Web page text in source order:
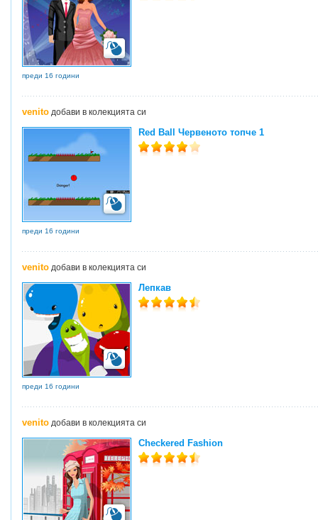
преди 16 години
venito добави в колекцията си
Red Ball Червеното топче 1
преди 16 години
venito добави в колекцията си
Лепкав
преди 16 години
venito добави в колекцията си
Checkered Fashion